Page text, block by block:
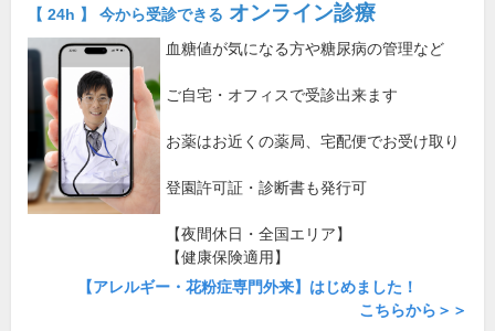
【 24h 】 今から受診できる オンライン診療
血糖値が気になる方や糖尿病の管理など
ご自宅・オフィスで受診出来ます
お薬はお近くの薬局、宅配便でお受け取り
登園許可証・診断書も発行可
【夜間休日・全国エリア】
【健康保険適用】
【アレルギー・花粉症専門外来】はじめました！
こちらから＞＞